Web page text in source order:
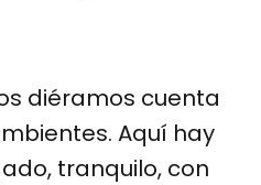
diéramos cuenta
Aquí hay
tranquilo, con